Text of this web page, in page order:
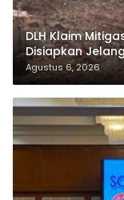
DLH Klaim
Disiapkan
Agustus 6, 2026